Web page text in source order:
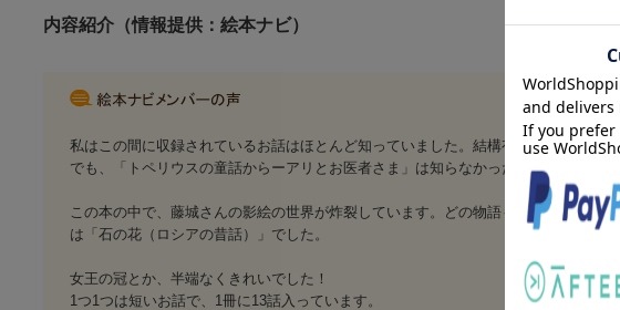
内容紹介（情報提供：絵本ナビ）
私はこの間に収録されているお話はほとんど知っていました。結構有名どころが載っ
でも、「トペリウスの童話からーアリとお医者さま」は知らなかったので、一際面
この本の中で、藤城さんの影絵の世界が炸裂しています。どの物語もとても素敵な
は「石の花（ロシアの昔話）」でした。
女王の冠とか、半端なくきれいでした！
1つ1つは短いお話で、1冊に13話入っています。